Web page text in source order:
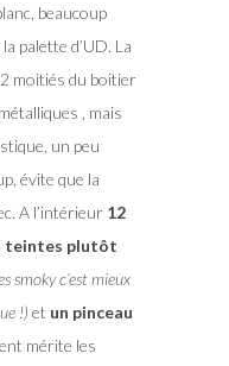
beaucoup
palette d’UD. La
moitiés du boitier
, mais
un peu
évite que la
A l’intérieur 12
teintes plutôt
smoky c’est mieux
!) et un pinceau
mérite les